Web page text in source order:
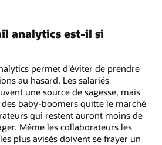
analytics est-il si
permet d'éviter de prendre
au hasard. Les salariés
une source de sagesse, mais
baby-boomers quitte le marché
qui restent auront moins de
Même les collaborateurs les
plus avisés doivent se frayer un